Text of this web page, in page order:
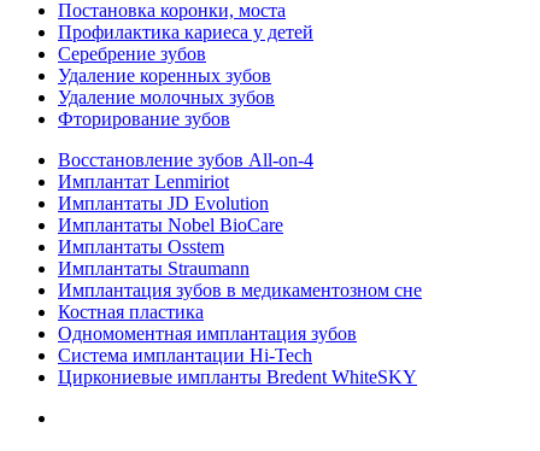
Постановка коронки, моста
Профилактика кариеса у детей
Серебрение зубов
Удаление коренных зубов
Удаление молочных зубов
Фторирование зубов
Восстановление зубов All‑on‑4
Имплантат Lenmiriot
Имплантаты JD Evolution
Имплантаты Nobel BioСare
Имплантаты Osstem
Имплантаты Straumann
Имплантация зубов в медикаментозном сне
Костная пластика
Одномоментная имплантация зубов
Система имплантации Hi-Tech
Циркониевые импланты Bredent WhiteSKY